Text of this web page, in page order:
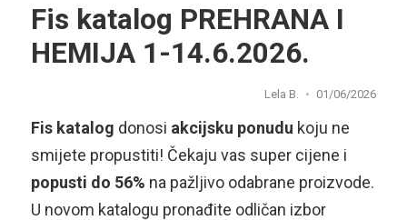
Fis katalog PREHRANA I
HEMIJA 1-14.6.2026.
Lela B. 01/06/2026
Fis katalog donosi akcijsku ponudu koju ne
smijete propustiti! Čekaju vas super cijene i
popusti do 56% na pažljivo odabrane proizvode.
U novom katalogu pronađite odličan izbor